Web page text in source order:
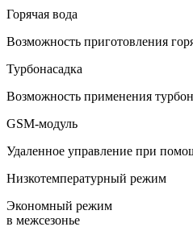
Горячая вода
Возможность приготовления
Турбонасадка
Возможность применения
GSM-модуль
Удаленное управление при
Низкотемпературный режим
Экономный режим
в межсезонье